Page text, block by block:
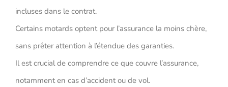
incluses dans le contrat.
Certains motards optent pour l’assurance la moins chère,
sans prêter attention à l’étendue des garanties.
Il est crucial de comprendre ce que couvre l’assurance,
notamment en cas d’accident ou de vol.